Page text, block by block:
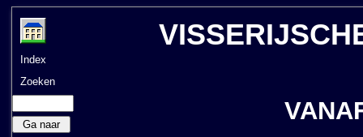
Index
Zoeken
Ga naar